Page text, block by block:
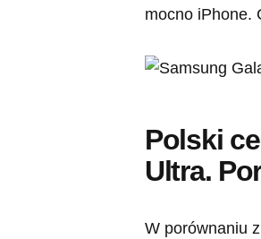
mocno iPhone.
Polski
Ultra.
W porównaniu